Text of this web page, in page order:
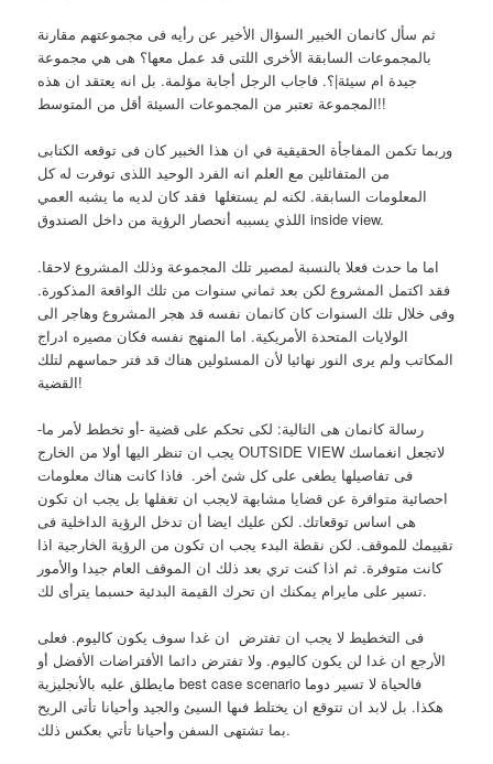
ثم سأل كانمان الخبير السؤال الأخير عن رأيه فى مجموعتهم مقارنة
بالمجموعات السابقة الأخرى اللتى قد عمل معها؟ هى هي مجموعة
جيدة ام سيئة|؟. فاجاب الرجل أجابة مؤلمة. بل انه يعتقد ان هذه
المجموعة تعتبر من المجموعات السيئة أقل من المتوسط!!
وربما تكمن المفاجأة الحقيقية في ان هذا الخبير كان فى توقعه الكتابى
من المتفائلين مع العلم انه الفرد الوحيد اللذى توفرت له كل
المعلومات السابقة. لكنه لم يستغلها فقد كان لديه ما يشبه العمي
اللذي يسببه أنحصار الرؤية من داخل الصندوق inside view.
اما ما حدث فعلا بالنسبة لمصير تلك المجموعة وذلك المشروع لاحقا.
فقد اكتمل المشروع لكن بعد ثماني سنوات من تلك الواقعة المذكورة.
وفى خلال تلك السنوات كان كانمان نفسه قد هجر المشروع وهاجر الى
الولايات المتحدة الأمريكية. اما المنهج نفسه فكان مصيره ادراج
المكاتب ولم يرى النور نهائيا لأن المسئولين هناك قد فتر حماسهم لتلك
القضية!
رسالة كانمان هى التالية: لكى تحكم على قضية -أو تخطط لأمر ما-
يجب ان تنظر اليها أولا من الخارج OUTSIDE VIEW لاتجعل انغماسك
فى تفاصيلها يطغى على كل شئ أخر. فاذا كانت هناك معلومات
احصائية متوافرة عن قضايا مشابهة لايجب ان تغفلها بل يجب ان تكون
هى اساس توقعاتك. لكن عليك ايضا أن تدخل الرؤية الداخلية فى
تقييمك للموقف. لكن نقطة البدء يجب ان تكون من الرؤية الخارجية اذا
كانت متوفرة. ثم اذا كنت تري بعد ذلك ان الموقف العام جيدا والأمور
تسير على مايرام يمكنك ان تحرك القيمة البدئية حسبما يترأى لك.
فى التخطيط لا يجب ان تفترض ان غدا سوف يكون كاليوم. فعلى
الأرجع ان غدا لن يكون كاليوم. ولا تفترض دائما الأفتراضات الأفضل أو
مايطلق عليه بالأنجليزية best case scenario فالحياة لا تسير دوما
هكذا. بل لابد ان تتوقع ان يختلط فىها السيئ والجيد وأحيانا تأتى الريح
بما تشتهى السفن وأحيانا تأتي بعكس ذلك.